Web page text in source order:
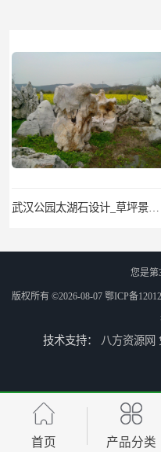
您是第
版权所有 ©2026-08-07 鄂ICP备
技术支持： 八方资源网
首页 产品分类